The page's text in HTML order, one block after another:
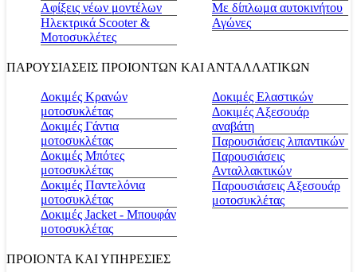
Αφίξεις νέων μοντέλων
Ηλεκτρικά Scooter &
Μοτοσυκλέτες
Με δίπλωμα αυτοκινήτου
Αγώνες
ΠΑΡΟΥΣΙΑΣΕΙΣ ΠΡΟΙΟΝΤΩΝ ΚΑΙ ΑΝΤΑΛΛΑΤΙΚΩΝ
Δοκιμές Κρανών
μοτοσυκλέτας
Δοκιμές Γάντια
μοτοσυκλέτας
Δοκιμές Μπότες
μοτοσυκλέτας
Δοκιμές Παντελόνια
μοτοσυκλέτας
Δοκιμές Jacket - Μπουφάν
μοτοσυκλέτας
Δοκιμές Ελαστικών
Δοκιμές Αξεσουάρ
αναβάτη
Παρουσιάσεις λιπαντικών
Παρουσιάσεις
Ανταλλακτικών
Παρουσιάσεις Αξεσουάρ
μοτοσυκλέτας
ΠΡΟΙΟΝΤΑ ΚΑΙ ΥΠΗΡΕΣΙΕΣ